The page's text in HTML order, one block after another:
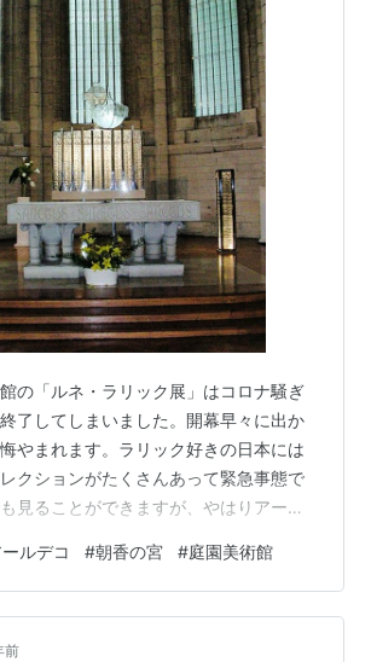
の「ルネ・ラリック展」はコロナ騒ぎ
了してしまいました。開幕早々に出か
やまれます。ラリック好きの日本には
クションがたくさんあって緊急事態で
見ることができますが、やはりアー
役のブランドメーカーでもある「ラリ
ス器やアクセサリーで知られています
も見ごたえあるのはインテリアです。
が晩年に情熱を注いだのは教会の内装
ルデコ #朝香の宮 #庭園美術館
前